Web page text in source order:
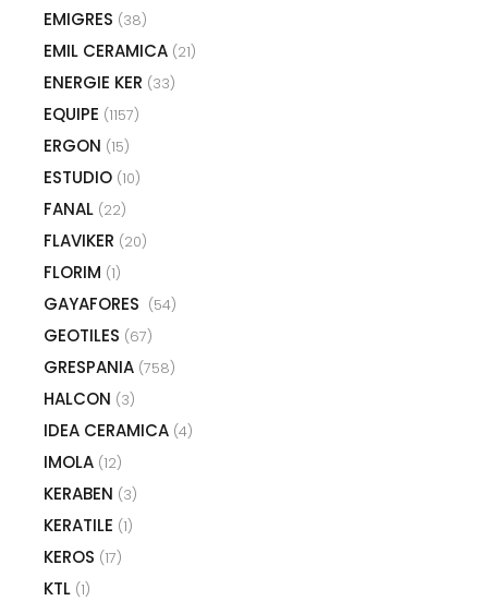
EMIGRES (38)
EMIL CERAMICA (21)
ENERGIE KER (33)
EQUIPE (1157)
ERGON (15)
ESTUDIO (10)
FANAL (22)
FLAVIKER (20)
FLORIM (1)
GAYAFORES (54)
GEOTILES (67)
GRESPANIA (758)
HALCON (3)
IDEA CERAMICA (4)
IMOLA (12)
KERABEN (3)
KERATILE (1)
KEROS (17)
KTL (1)